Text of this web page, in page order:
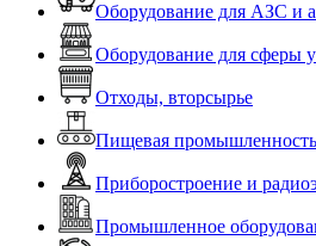
Оборудование для АЗС и
Оборудование для сферы
Отходы, вторсырье
Пищевая промышленность
Приборостроение и
Промышленное